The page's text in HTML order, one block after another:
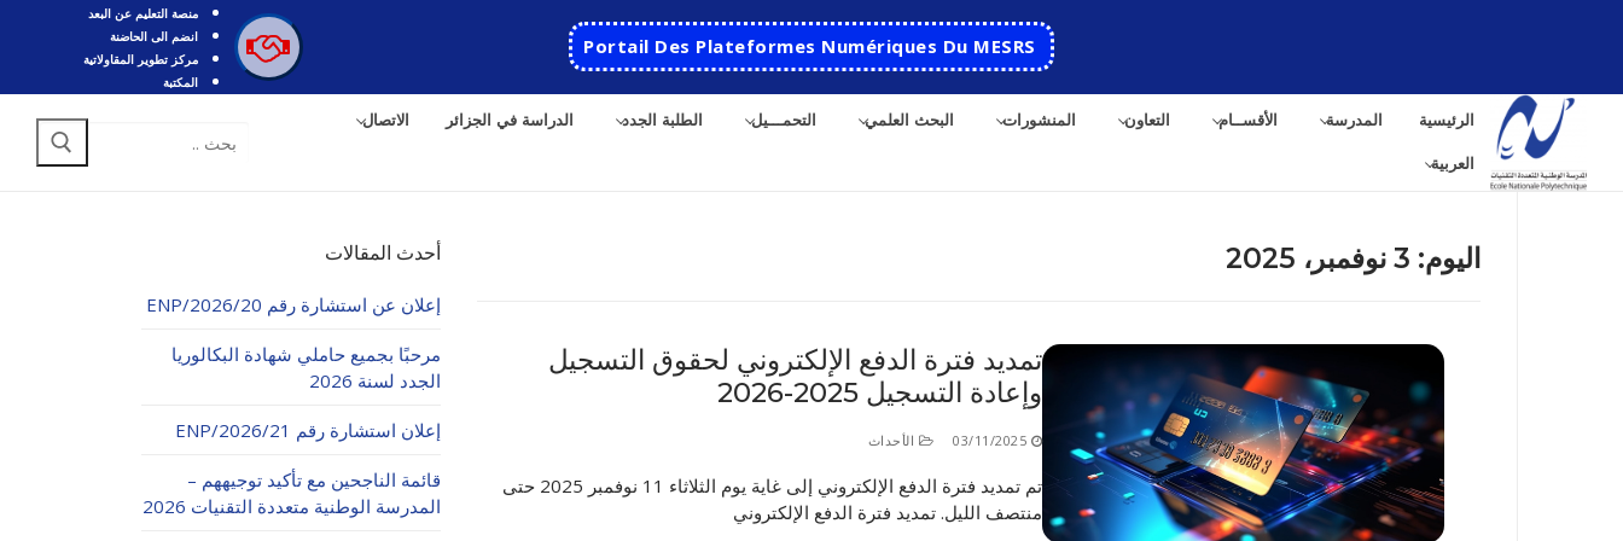
Portail Des Plateformes Numériques Du MESRS
منصة التعليم عن البعد
انضم الى الحاضنة
مركز تطوير المقاولاتية
المكتبة
الرئيسية المدرسة الأقســام التعاون المنشورات البحث العلمي التحمـــيل الطلبة الجدد الدراسة في الجزائر الاتصال
العربية
الرئيسية
مقدمة عن المدرسة
الأقســام
اليوم: 3 نوفمبر، 2025
تمديد فترة الدفع الإلكتروني لحقوق التسجيل
وإعادة التسجيل 2025-2026
03/11/2025 الأحداث
تم تمديد فترة الدفع الإلكتروني إلى غاية يوم الثلاثاء 11 نوفمبر 2025 حتى
منتصف الليل. تمديد فترة الدفع الإلكتروني
أحدث المقالات
إعلان عن استشارة رقم 20/ENP/2026
مرحبًا بجميع حاملي شهادة البكالوريا
الجدد لسنة 2026
إعلان استشارة رقم 21/ENP/2026
قائمة الناجحين مع تأكيد توجيههم –
المدرسة الوطنية متعددة التقنيات 2026